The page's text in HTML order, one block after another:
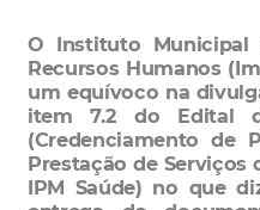
O Instituto Municipal
Recursos Humanos
um equívoco na
item 7.2 do Edital
(Credenciamento de
Prestação de Serviços
IPM Saúde) no que